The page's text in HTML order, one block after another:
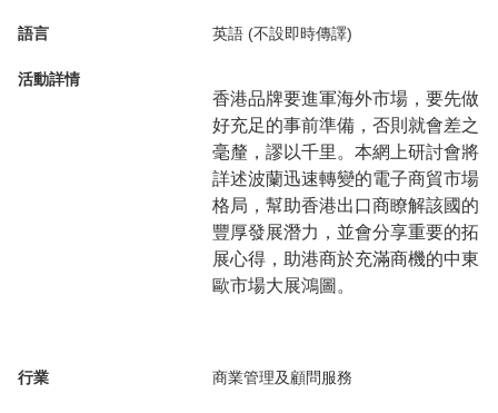
語言 英語 (不設即時傳譯)
活動詳情
香港品牌要進軍海外市場，要先做
好充足的事前準備，否則就會差之
毫釐，謬以千里。本網上研討會將
詳述波蘭迅速轉變的電子商貿市場
格局，幫助香港出口商瞭解該國的
豐厚發展潛力，並會分享重要的拓
展心得，助港商於充滿商機的中東
歐市場大展鴻圖。
行業 商業管理及顧問服務